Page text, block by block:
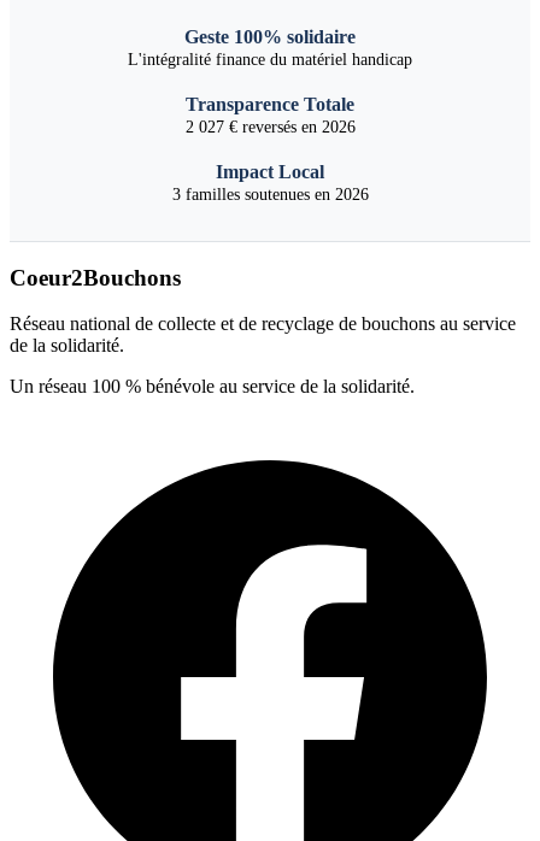
Geste 100% solidaire
L'intégralité finance du matériel handicap
Transparence Totale
2 027 € reversés en 2026
Impact Local
3 familles soutenues en 2026
Coeur2Bouchons
Réseau national de collecte et de recyclage de bouchons au service
de la solidarité.
Un réseau 100 % bénévole au service de la solidarité.